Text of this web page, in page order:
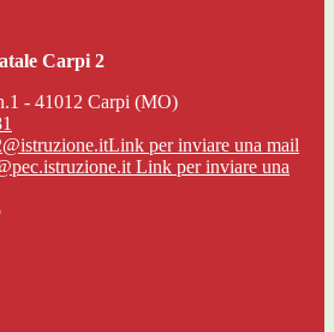
Carpi 2
- 41012 Carpi (MO)
Link per inviare una mail
Link per inviare una